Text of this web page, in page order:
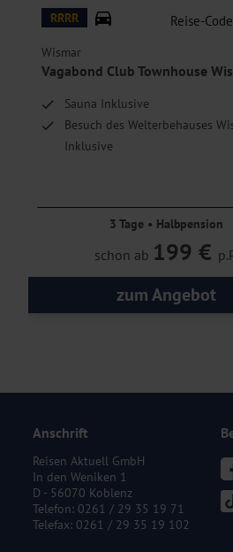
RRRR Reise-
Wismar
Vagabond Club Townhouse
Sauna Inklusive
Besuch des Welterbehauses
Inklusive
3 Tage • Halbpension
schon ab 199 €
zum Angebot
Anschrift
Reisen Aktuell GmbH
In den Weniken 1
D - 56070 Koblenz
Telefon: 0261 / 29 35 19 71
Telefax: 0261 / 29 35 19 102